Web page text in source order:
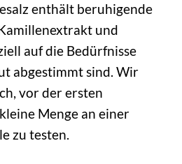
enthält beruhigende
und
auf die Bedürfnisse
abgestimmt sind. Wir
vor der ersten
Menge an einer
zu testen.